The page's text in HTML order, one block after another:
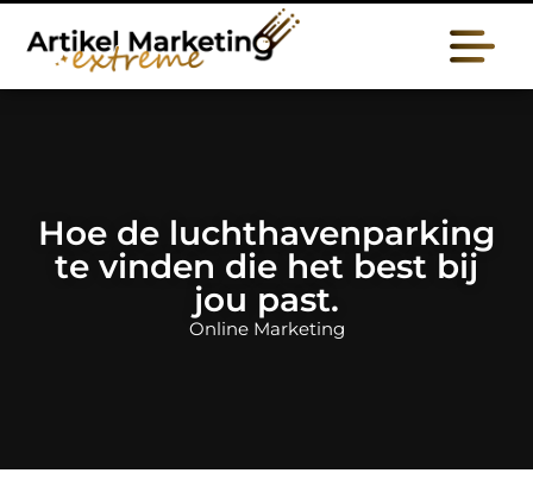
Hoe de luchthavenparking
te vinden die het best bij
jou past.
Online Marketing